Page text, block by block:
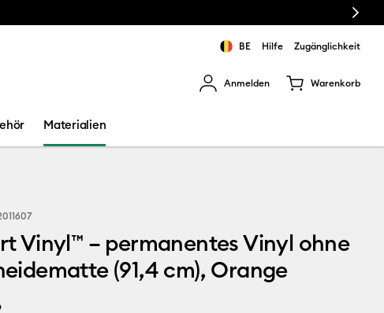
Next
BE Hilfe Zugänglichkeit
Anmelden Warenkorb
Materialien
Vinyl™ – permanentes Vinyl ohne
(91,4 cm), Orange